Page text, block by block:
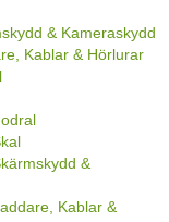
& Kameraskydd
Kablar & Hörlurar
&
Kablar &